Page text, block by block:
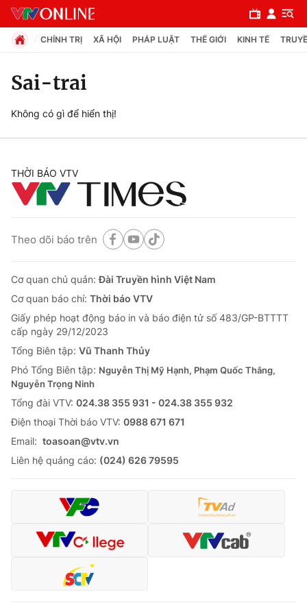
Chuyên mục
Chính trị
Xã hội
Thế giới
Tin tức
Thế giới đó đây
Câu chuyện quốc tế
Kinh tế
Tài chính
Thị trường
Góc doanh nghiệp
Dữ liệu và đời sống
Truyền hình
Phim VTV
Giải trí
Đời sống
Làm đẹp
Chất lượng cuộc sống
Giáo dục
Học trực tuyến
Công nghệ
CHÍNH TRỊ XÃ HỘI PHÁP LUẬT THẾ GIỚI KINH TẾ
Sai-trai
Không có gì để hiển thị!
THỜI BÁO VTV
Theo dõi báo trên
Cơ quan chủ quản:Đài Truyền hình Việt Nam
Cơ quan báo chí: Thời báo VTV
Giấy phép hoạt động báo in và báo điện tử số 483/GP-BTTTT
cấp ngày 29/12/2023
Tổng Biên tập: Vũ Thanh Thủy
Phó Tổng Biên tập: Nguyễn Thị Mỹ Hạnh, Phạm Quốc Thắng,
Nguyễn Trọng Ninh
Tổng đài VTV: 024.38 355 931 - 024.38 355 932
Ðiện thoại Thời báo VTV: 0988 671 671
Email: toasoan@vtv.vn
Liên hệ quảng cáo: (024) 626 79595